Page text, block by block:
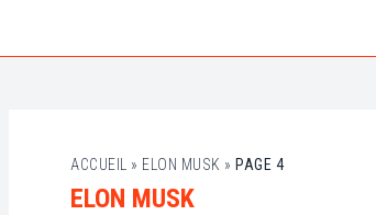
ACCUEIL » ELON MUSK » PAGE 4
ELON MUSK